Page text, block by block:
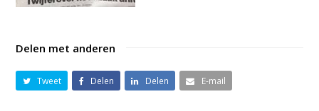
Delen met anderen
Tweet Delen Delen E-mail